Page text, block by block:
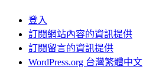
登入
訂閱網站內容的資訊提供
訂閱留言的資訊提供
WordPress.org 台灣繁體中文